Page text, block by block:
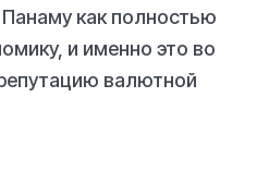
как полностью
и именно это во
валютной